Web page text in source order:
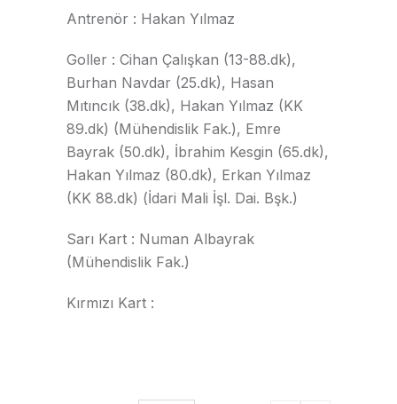
Antrenör : Hakan Yılmaz
Goller : Cihan Çalışkan (13-88.dk),
Burhan Navdar (25.dk), Hasan
Mıtıncık (38.dk), Hakan Yılmaz (KK
89.dk) (Mühendislik Fak.), Emre
Bayrak (50.dk), İbrahim Kesgin (65.dk),
Hakan Yılmaz (80.dk), Erkan Yılmaz
(KK 88.dk) (İdari Mali İşl. Dai. Bşk.)
Sarı Kart : Numan Albayrak
(Mühendislik Fak.)
Kırmızı Kart :